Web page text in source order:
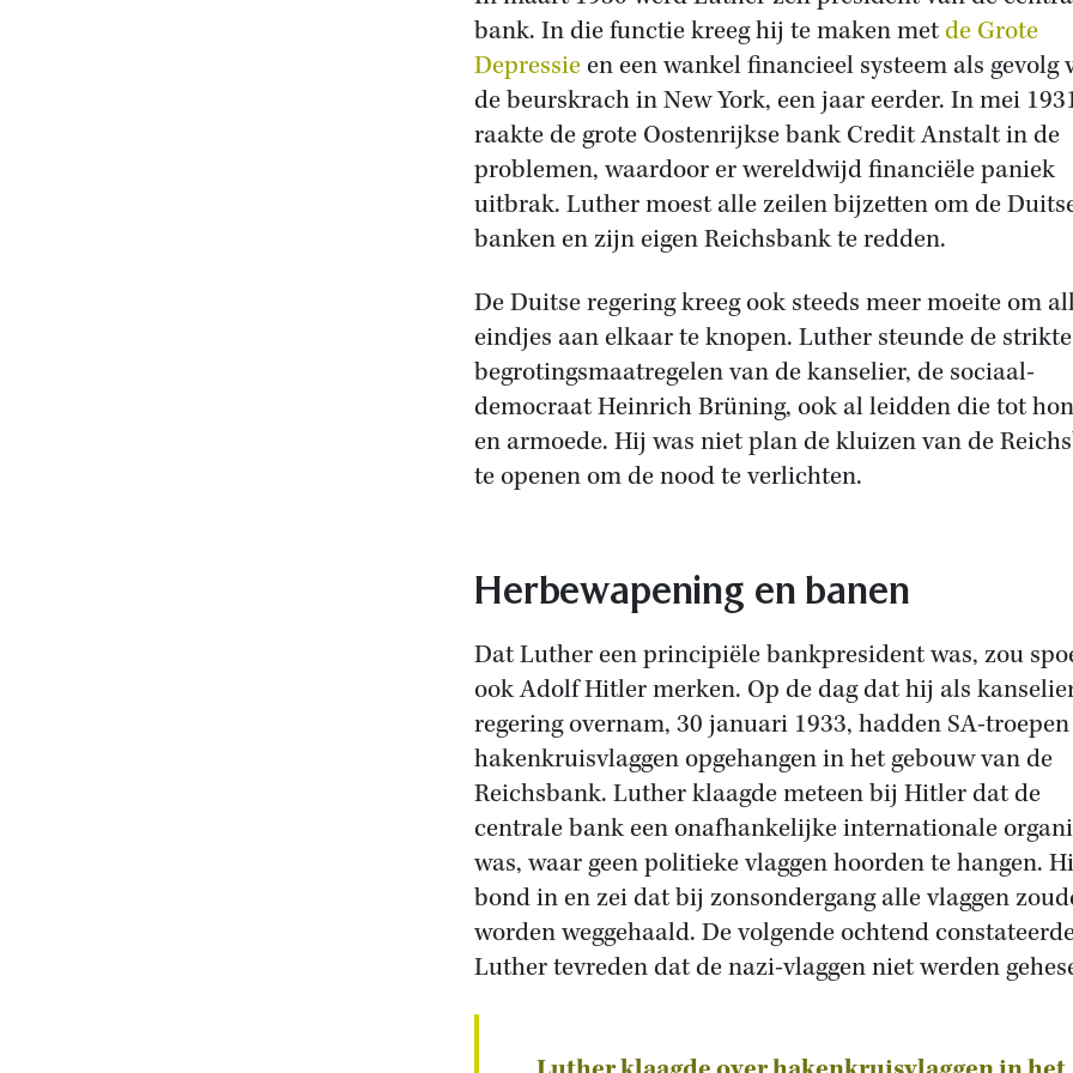
bank. In die functie kreeg hij te maken metde Grote
Depressieen een wankel financieel systeem als gevolg
de beurskrach in New York, een jaar eerder. In mei
raakte de grote Oostenrijkse bank Credit Anstalt in de
problemen, waardoor er wereldwijd financiële paniek
uitbrak. Luther moest alle zeilen bijzetten om de
banken en zijn eigen Reichsbank te redden.
De Duitse regering kreeg ook steeds meer moeite om
eindjes aan elkaar te knopen. Luther steunde de strikte
begrotingsmaatregelen van de kanselier, de sociaal-
democraat Heinrich Brüning, ook al leidden die tot
en armoede. Hij was niet plan de kluizen van de
te openen om de nood te verlichten.
Herbewapening en banen
Dat Luther een principiële bankpresident was, zou
ook Adolf Hitler merken. Op de dag dat hij als
regering overnam, 30 januari 1933, hadden SA-troepen
hakenkruisvlaggen opgehangen in het gebouw van de
Reichsbank. Luther klaagde meteen bij Hitler dat de
centrale bank een onafhankelijke internationale
was, waar geen politieke vlaggen hoorden te hangen.
bond in en zei dat bij zonsondergang alle vlaggen
worden weggehaald. De volgende ochtend
Luther tevreden dat de nazi-vlaggen niet werden